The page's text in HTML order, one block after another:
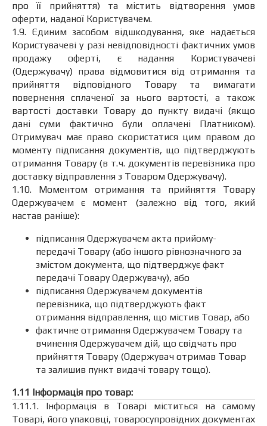
про її прийняття) та містить відтворення умов
оферти, наданої Користувачем.
1.9. Єдиним засобом відшкодування, яке надається
Користувачеві у разі невідповідності фактичних умов
продажу оферті, є надання Користувачеві
(Одержувачу) права відмовитися від отримання та
прийняття відповідного Товару та вимагати
повернення сплаченої за нього вартості, а також
вартості доставки Товару до пункту видачі (якщо
дані суми фактично були оплачені Платником).
Отримувач має право скористатися цим правом до
моменту підписання документів, що підтверджують
отримання Товару (в т.ч. документів перевізника про
доставку відправлення з Товаром Одержувачу).
1.10. Моментом отримання та прийняття Товару
Одержувачем є момент (залежно від того, який
настав раніше):
підписання Одержувачем акта прийому-
передачі Товару (або іншого рівнозначного за
змістом документа, що підтверджує факт
передачі Товару Одержувачу), або
підписання Одержувачем документів
перевізника, що підтверджують факт
отримання відправлення, що містив Товар, або
фактичне отримання Одержувачем Товару та
вчинення Одержувачем дій, що свідчать про
прийняття Товару (Одержувач отримав Товар
та залишив пункт видачі товару тощо).
1.11 Інформація про товар:
1.11.1. Інформація в Товарі міститься на самому
Товарі, його упаковці, товаросупровідних документах